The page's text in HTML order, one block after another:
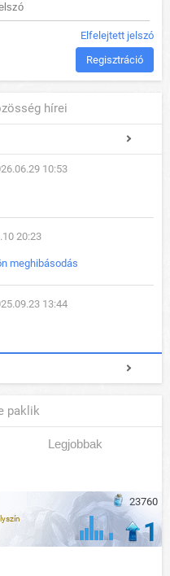
Elfelejtett jelszó
Regisztráció
hírei
10:53
20:23
meghibásodás
13:44
paklik
Legjobbak
23760
1